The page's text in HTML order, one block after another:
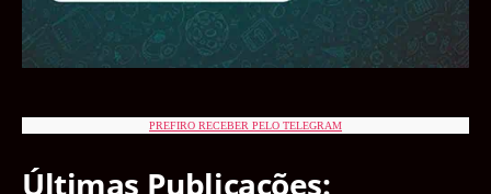
PREFIRO RECEBER PELO TELEGRAM
Últimas Publicações: